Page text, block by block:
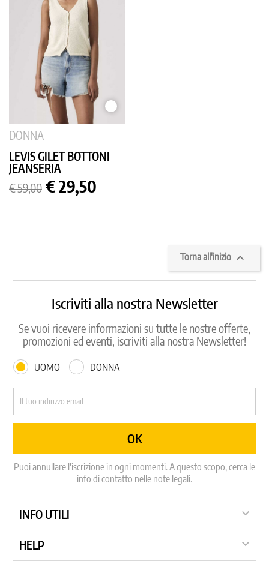
BIANCO
DONNA
LEVIS GILET BOTTONI
JEANSERIA
Prezzo
base
€ 59,00 Prezzo
€ 29,50
Torna all'inizio 
Iscriviti alla nostra Newsletter
Se vuoi ricevere informazioni su tutte le nostre offerte,
promozioni ed eventi, iscriviti alla nostra Newsletter!
UOMO DONNA
Puoi annullare l'iscrizione in ogni momenti. A questo scopo, cerca le
info di contatto nelle note legali.
INFO UTILI 
HELP 